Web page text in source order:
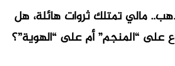
مالي تمتلك ثروات هائلة، هل
على “المنجم” أم على “الهوية”؟